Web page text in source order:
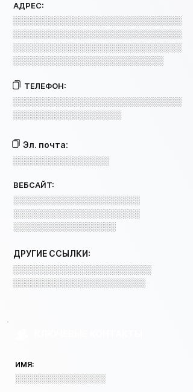
АДРЕС:
░░░░░░░░░░░░░░░░░░░░░░░░░░░░
░░░░░░░░░░░░░░░░░░░░░░░░░░░░
░░░░░░░░░░░░░░░░░░░░░░░░░░░░
░░░░░░░░░░░░░░░░░░░░░░░░░
ТЕЛЕФОН:
░░░░░░░░░░░░░░░░░░░░░░░░░░░░
░░░░░░░░░░░░░░░░░░
Эл. почта:
░░░░░░░░░░░░░░░░
ВЕБСАЙТ:
░░░░░░░░░░░░░░░░░░░░░
░░░░░░░░░░░░░░░░░░░░░
░░░░░░░░░░░░░░░░░
ДРУГИЕ ССЫЛКИ:
░░░░░░░░░░░░░░░░░░░░░░░
░░░░░░░░░░░░░░░░░░░░░░
ИМЯ:
░░░░░░░░░░░░░░░